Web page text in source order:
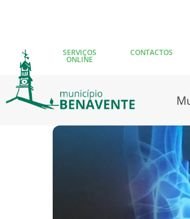
SERVIÇOS
ONLINE
CONTACTOS